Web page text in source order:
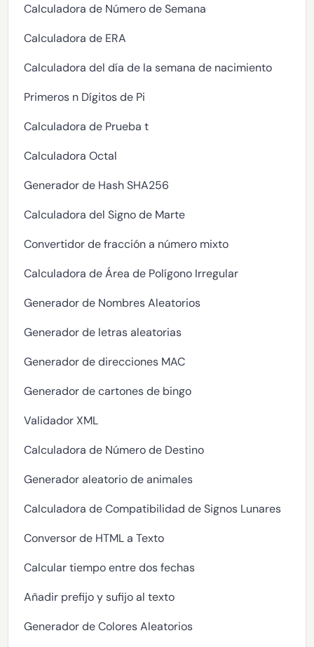
Calculadora de Número de Semana
Calculadora de ERA
Calculadora del día de la semana de nacimiento
Primeros n Dígitos de Pi
Calculadora de Prueba t
Calculadora Octal
Generador de Hash SHA256
Calculadora del Signo de Marte
Convertidor de fracción a número mixto
Calculadora de Área de Polígono Irregular
Generador de Nombres Aleatorios
Generador de letras aleatorias
Generador de direcciones MAC
Generador de cartones de bingo
Validador XML
Calculadora de Número de Destino
Generador aleatorio de animales
Calculadora de Compatibilidad de Signos Lunares
Conversor de HTML a Texto
Calcular tiempo entre dos fechas
Añadir prefijo y sufijo al texto
Generador de Colores Aleatorios